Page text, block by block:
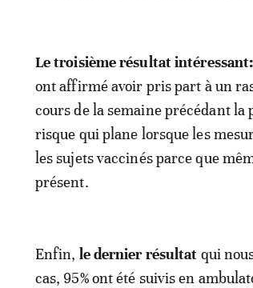
Le troisième résultat intéressant:
ont affirmé avoir pris part à un
cours de la semaine précédant
risque qui plane lorsque les
les sujets vaccinés parce que
présent.
Enfin, le dernier résultat qui
cas, 95% ont été suivis en